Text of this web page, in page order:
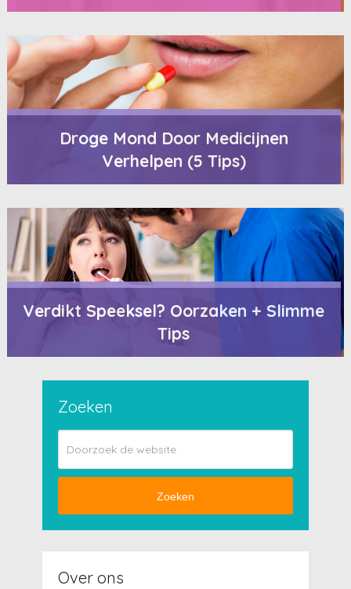
Droge Mond Door Medicijnen
Verhelpen (5 Tips)
Verdikt Speeksel? Oorzaken + Slimme
Tips
Zoeken
Zoeken
Over ons